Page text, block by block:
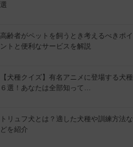
選
高齢者がペットを飼うとき考えるべきポイ
ントと便利なサービスを解説
【犬種クイズ】有名アニメに登場する犬種
６選！あなたは全部知って…
トリュフ犬とは？適した犬種や訓練方法な
どを紹介